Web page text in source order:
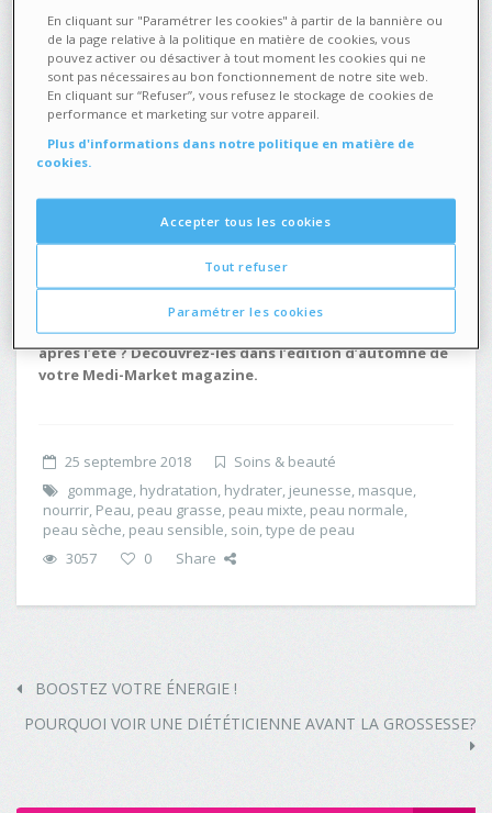
Oui, les peaux grasses doivent aussi être hydratées :
appliquez une crème ou un fluide matifiant aux propriétés
hydratantes sur une peau propre et nette.
Peau mixte
Pour à la fois hydrater les zones plus sèches sans que les
zones grasses ne luisent, choisissez une crème ou un gel
Un dernier conseil valable pour tous les types de peau : pour
éliminer les cellules mortes et éviter les points noirs, procédez
à un gommage une fois par semaine à l’aide d’un exfoliant
doux.
D’autres conseils pour prendre soin de votre peau
après l’été ? Découvrez-les dans l’édition d’automne de
votre Medi-Market magazine.
25 septembre 2018
Soins & beauté
gommage, hydratation, hydrater, jeunesse, masque,
nourrir, Peau, peau grasse, peau mixte, peau normale,
peau sèche, peau sensible, soin,type de peau
3057
0 Share
BOOSTEZ VOTRE ÉNERGIE !
POURQUOI VOIR UNE DIÉTÉTICIENNE AVANT LA GROSSESSE?
En cliquant sur "Paramétrer les cookies" à partir de la bannière ou
de la page relative à la politique en matière de cookies, vous
pouvez activer ou désactiver à tout moment les cookies qui ne
sont pas nécessaires au bon fonctionnement de notre site web.
En cliquant sur “Refuser”, vous refusez le stockage de cookies de
performance et marketing sur votre appareil.
Plus d'informations dans notre politique en matière de
cookies.
Paramétrer les cookies
Tout refuser
Accepter tous les cookies